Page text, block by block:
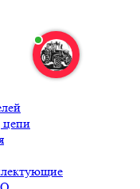
цепи